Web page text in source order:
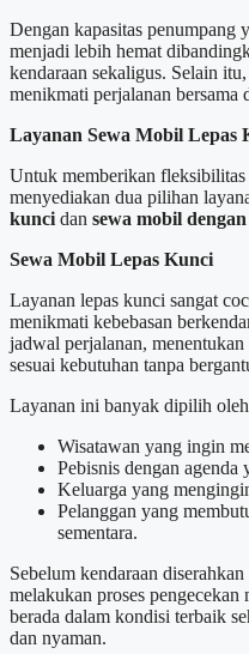
Dengan kapasitas penumpang
menjadi lebih hemat
kendaraan sekaligus. Selain
menikmati perjalanan bersama
Layanan Sewa Mobil Lepas
Untuk memberikan
menyediakan dua pilihan
kunci dan sewa mobil
Sewa Mobil Lepas Kunci
Layanan lepas kunci sangat
menikmati kebebasan
jadwal perjalanan,
sesuai kebutuhan tanpa
Layanan ini banyak dipilih
Wisatawan yang ingin
Pebisnis dengan agenda
Keluarga yang
Pelanggan yang
sementara.
Sebelum kendaraan
melakukan proses
berada dalam kondisi terbaik
dan nyaman.